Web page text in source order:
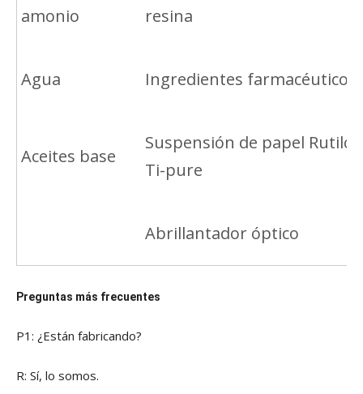
amonio
resina
Agua Ingredientes farmacéuticos
Aceites base
Suspensión de papel Rutilo
Ti-pure
Abrillantador óptico
Preguntas más frecuentes
P1: ¿Están fabricando?
R: Sí, lo somos.